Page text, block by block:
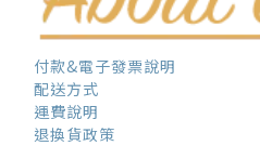
付款&電子發票說明
配送方式
運費說明
退換貨政策